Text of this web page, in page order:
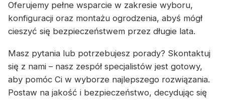
Oferujemy pełne wsparcie w zakresie wyboru,
konfiguracji oraz montażu ogrodzenia, abyś mógł
cieszyć się bezpieczeństwem przez długie lata.
Masz pytania lub potrzebujesz porady? Skontaktuj
się z nami – nasz zespół specjalistów jest gotowy,
aby pomóc Ci w wyborze najlepszego rozwiązania.
Postaw na jakość i bezpieczeństwo, decydując się